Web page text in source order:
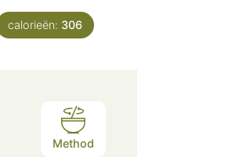
calorieën: 306
Method